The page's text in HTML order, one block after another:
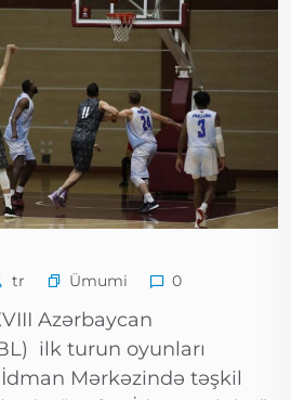
tr Ümumi 0
Azərbaycan
ilk turun oyunları
Mərkəzində təşkil